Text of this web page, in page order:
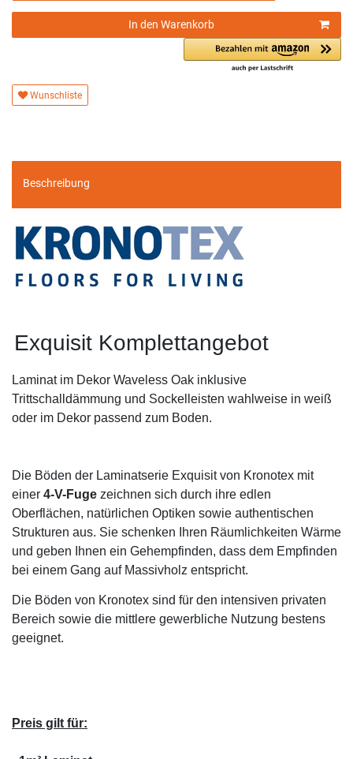
In den Warenkorb
Wunschliste
Beschreibung
Exquisit Komplettangebot
Laminat im Dekor Waveless Oak inklusive
Trittschalldämmung und Sockelleisten wahlweise in weiß
oder im Dekor passend zum Boden.
Die Böden der Laminatserie Exquisit von Kronotex mit
einer 4-V-Fuge zeichnen sich durch ihre edlen
Oberflächen, natürlichen Optiken sowie authentischen
Strukturen aus. Sie schenken Ihren Räumlichkeiten Wärme
und geben Ihnen ein Gehempfinden, dass dem Empfinden
bei einem Gang auf Massivholz entspricht.
Die Böden von Kronotex sind für den intensiven privaten
Bereich sowie die mittlere gewerbliche Nutzung bestens
geeignet.
Preis gilt für: